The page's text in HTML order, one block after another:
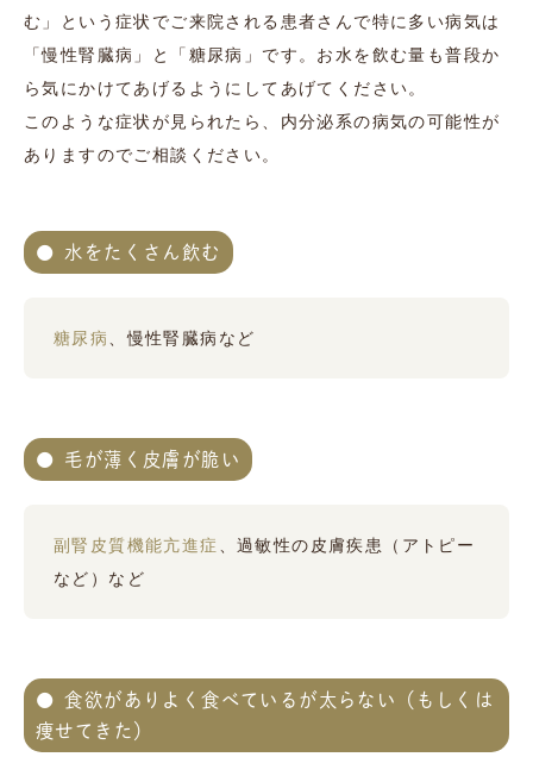
む」という症状でご来院される患者さんで特に多い病気は
「慢性腎臓病」と「糖尿病」です。お水を飲む量も普段か
ら気にかけてあげるようにしてあげてください。
このような症状が見られたら、内分泌系の病気の可能性が
ありますのでご相談ください。
水をたくさん飲む
糖尿病 、慢性腎臓病など
毛が薄く皮膚が脆い
副腎皮質機能亢進症
、過敏性の皮膚疾患（アトピー
など）など
食欲がありよく食べているが太らない（もしくは
痩せてきた）